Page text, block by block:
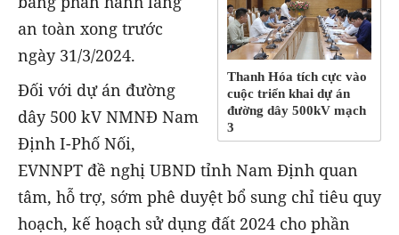
Thanh Hóa tích cực vào
cuộc triển khai dự án
đường dây 500kV mạch
3
an toàn xong trước
ngày 31/3/2024.
Đối với dự án đường
dây 500 kV NMNĐ Nam
Định I-Phố Nối,
EVNNPT đề nghị UBND tỉnh Nam Định quan
tâm, hỗ trợ, sớm phê duyệt bổ sung chỉ tiêu quy
hoạch, kế hoạch sử dụng đất 2024 cho phần